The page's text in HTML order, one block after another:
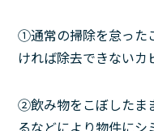
➀通常の掃除を怠った
ければ除去できない
②飲み物をこぼしたま
るなどにより物件に